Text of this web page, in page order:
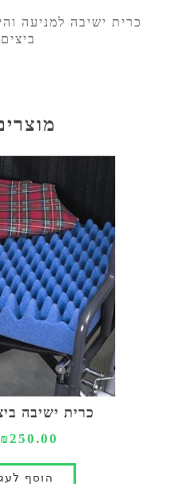
כרית ישיבה למניעה
כרית ישיבה
₪250.00